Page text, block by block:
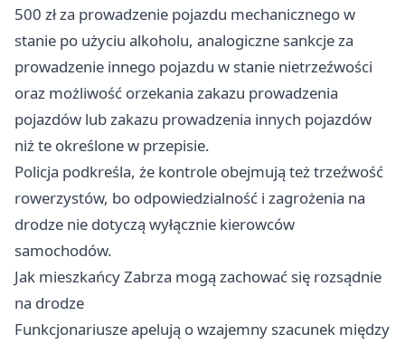
500 zł za prowadzenie pojazdu mechanicznego w
stanie po użyciu alkoholu, analogiczne sankcje za
prowadzenie innego pojazdu w stanie nietrzeźwości
oraz możliwość orzekania zakazu prowadzenia
pojazdów lub zakazu prowadzenia innych pojazdów
niż te określone w przepisie.
Policja podkreśla, że kontrole obejmują też trzeźwość
rowerzystów, bo odpowiedzialność i zagrożenia na
drodze nie dotyczą wyłącznie kierowców
samochodów.
Jak mieszkańcy Zabrza mogą zachować się rozsądnie
na drodze
Funkcjonariusze apelują o wzajemny szacunek między